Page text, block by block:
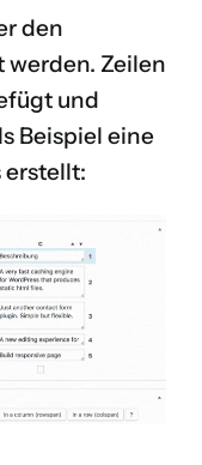
den
werden. Zeilen
und
Beispiel eine
erstellt: